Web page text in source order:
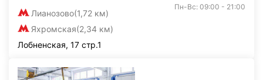
Лианозово(1,72 км)
Яхромская(2,34 км)
Пн-Вс: 09:00 - 21:00
Лобненская, 17 стр.1